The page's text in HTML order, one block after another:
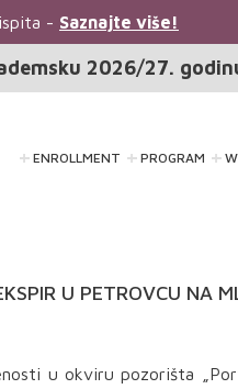
-Saznajte više!
2026/27.
ENROLLMENT PROGRAM
U PETROVCU NA
u okviru pozorišta